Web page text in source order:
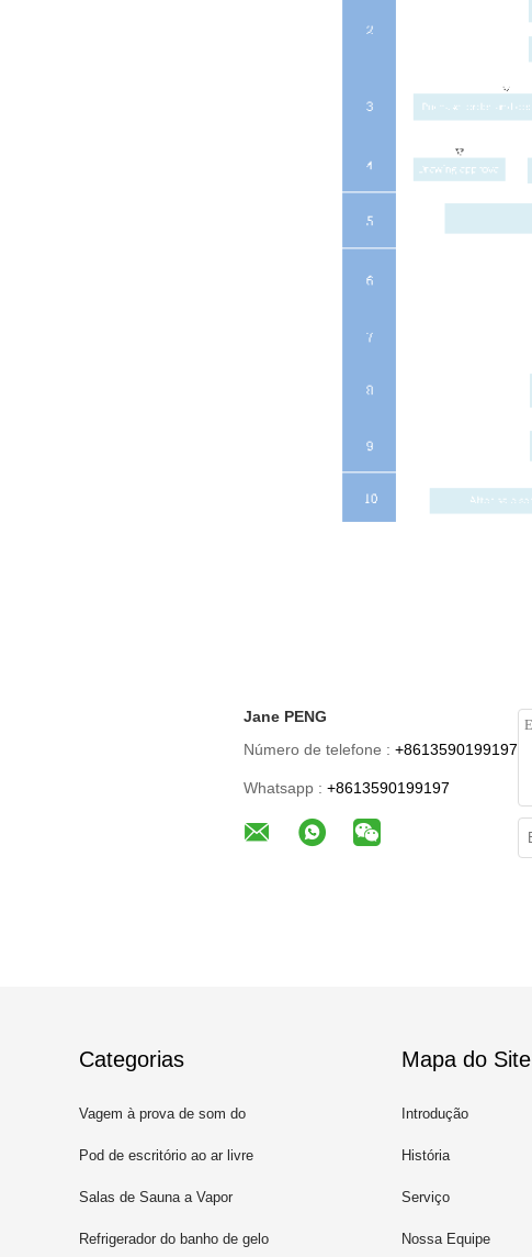
Jane PENG
Número de telefone : +8613590199197
Whatsapp : +8613590199197
Categorias
Vagem à prova de som do
escritório
Pod de escritório ao ar livre
Salas de Sauna a Vapor
Refrigerador do banho de gelo
Mapa do Site
Introdução
História
Serviço
Nossa Equipe